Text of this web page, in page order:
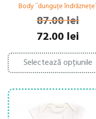
Body ˝dunguțe
87.00lei
Prețul
inițial
a
fost:
87.00 lei.
72.00 leiPrețul
curent
este:
72.00
Selectează opțiunile